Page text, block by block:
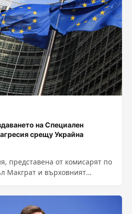
на Специален
срещу Украйна
представена от комисарят по
Макграт и върховният